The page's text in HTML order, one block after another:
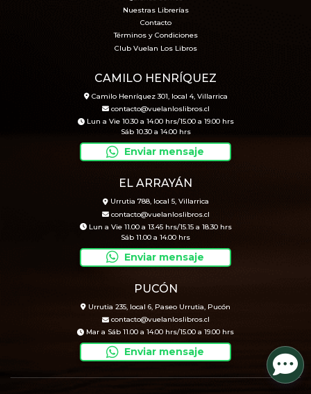
Nuestras Librerías
Contacto
Términos y Condiciones
Club Vuelan Los Libros
CAMILO HENRÍQUEZ
Camilo Henríquez 301, local 4, Villarrica
contacto@vuelanloslibros.cl
Lun a Vie 10.30 a 14.00 hrs/15.00 a 19.00 hrs
Sáb 10.30 a 14.00 hrs
Enviar mensaje
EL ARRAYÁN
Urrutia 788, local 5, Villarrica
contacto@vuelanloslibros.cl
Lun a Vie 11.00 a 13.45 hrs/15.15 a 18.30 hrs
Sáb 11.00 a 14.00 hrs
Enviar mensaje
PUCÓN
Urrutia 235, local 6, Paseo Urrutia, Pucón
contacto@vuelanloslibros.cl
Mar a Sáb 11.00 a 14.00 hrs/15.00 a 19.00 hrs
Enviar mensaje